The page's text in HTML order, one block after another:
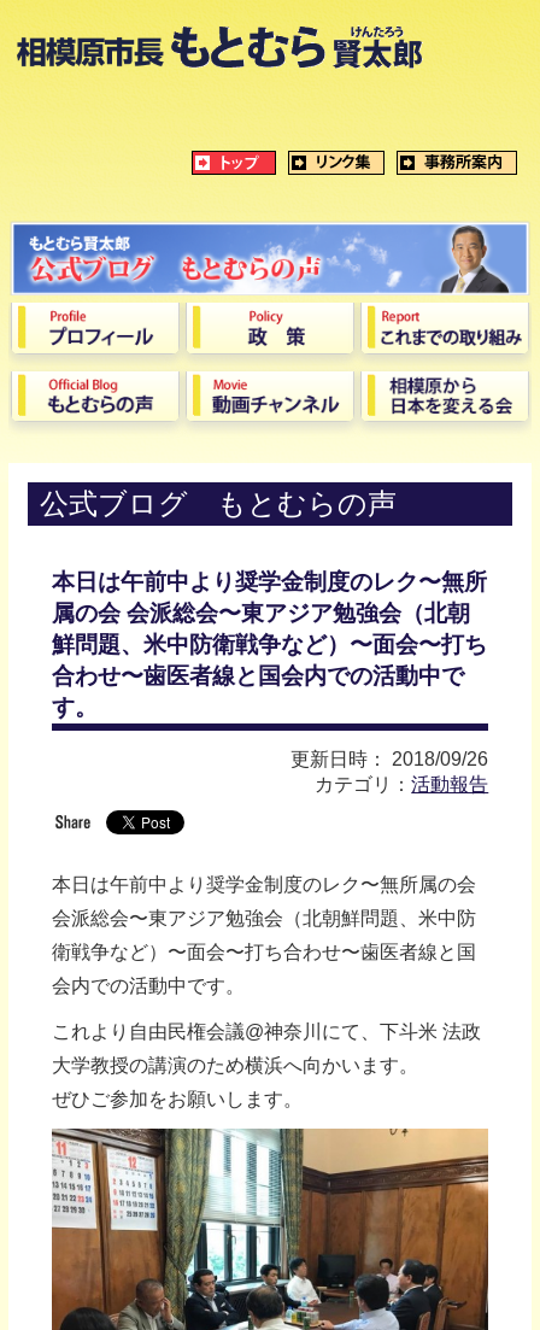
公式ブログ もとむらの声
本日は午前中より奨学金制度のレク〜無所
属の会 会派総会〜東アジア勉強会（北朝
鮮問題、米中防衛戦争など）〜面会〜打ち
合わせ〜歯医者線と国会内での活動中で
す。
更新日時： 2018/09/26
カテゴリ：活動報告
本日は午前中より奨学金制度のレク〜無所属の会
会派総会〜東アジア勉強会（北朝鮮問題、米中防
衛戦争など）〜面会〜打ち合わせ〜歯医者線と国
会内での活動中です。
これより自由民権会議@神奈川にて、下斗米 法政
大学教授の講演のため横浜へ向かいます。
ぜひご参加をお願いします。